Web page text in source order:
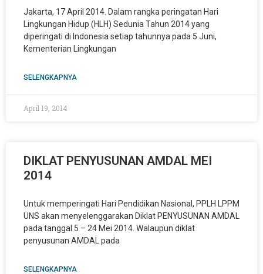
Jakarta, 17 April 2014. Dalam rangka peringatan Hari
Lingkungan Hidup (HLH) Sedunia Tahun 2014 yang
diperingati di Indonesia setiap tahunnya pada 5 Juni,
Kementerian Lingkungan
SELENGKAPNYA
April 19, 2014
DIKLAT PENYUSUNAN AMDAL MEI
2014
Untuk memperingati Hari Pendidikan Nasional, PPLH LPPM
UNS akan menyelenggarakan Diklat PENYUSUNAN AMDAL
pada tanggal 5 – 24 Mei 2014. Walaupun diklat
penyusunan AMDAL pada
SELENGKAPNYA